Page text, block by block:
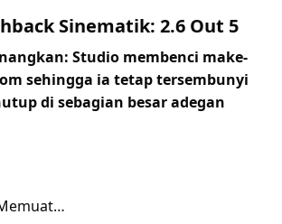
Sinematik: 2.6 Out 5
Studio membenci make-
sehingga ia tetap tersembunyi
di sebagian besar adegan